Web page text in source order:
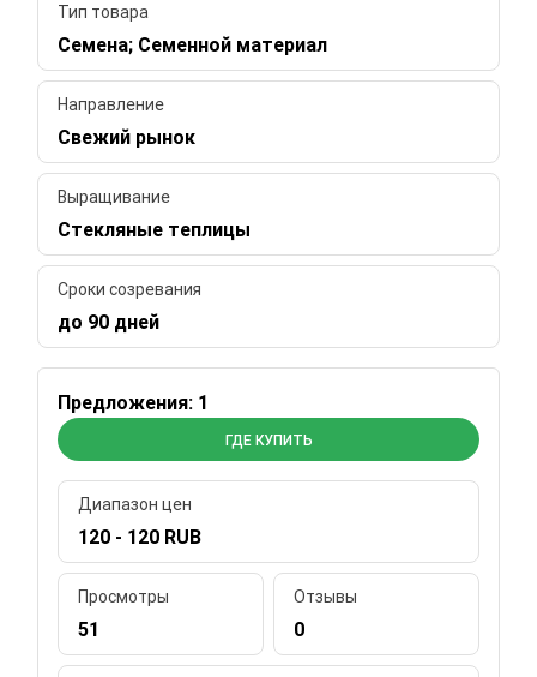
Тип товара
Семена; Семенной материал
Направление
Свежий рынок
Выращивание
Стекляные теплицы
Сроки созревания
до 90 дней
Предложения: 1
ГДЕ КУПИТЬ
Диапазон цен
120 - 120 RUB
Просмотры
51
Отзывы
0